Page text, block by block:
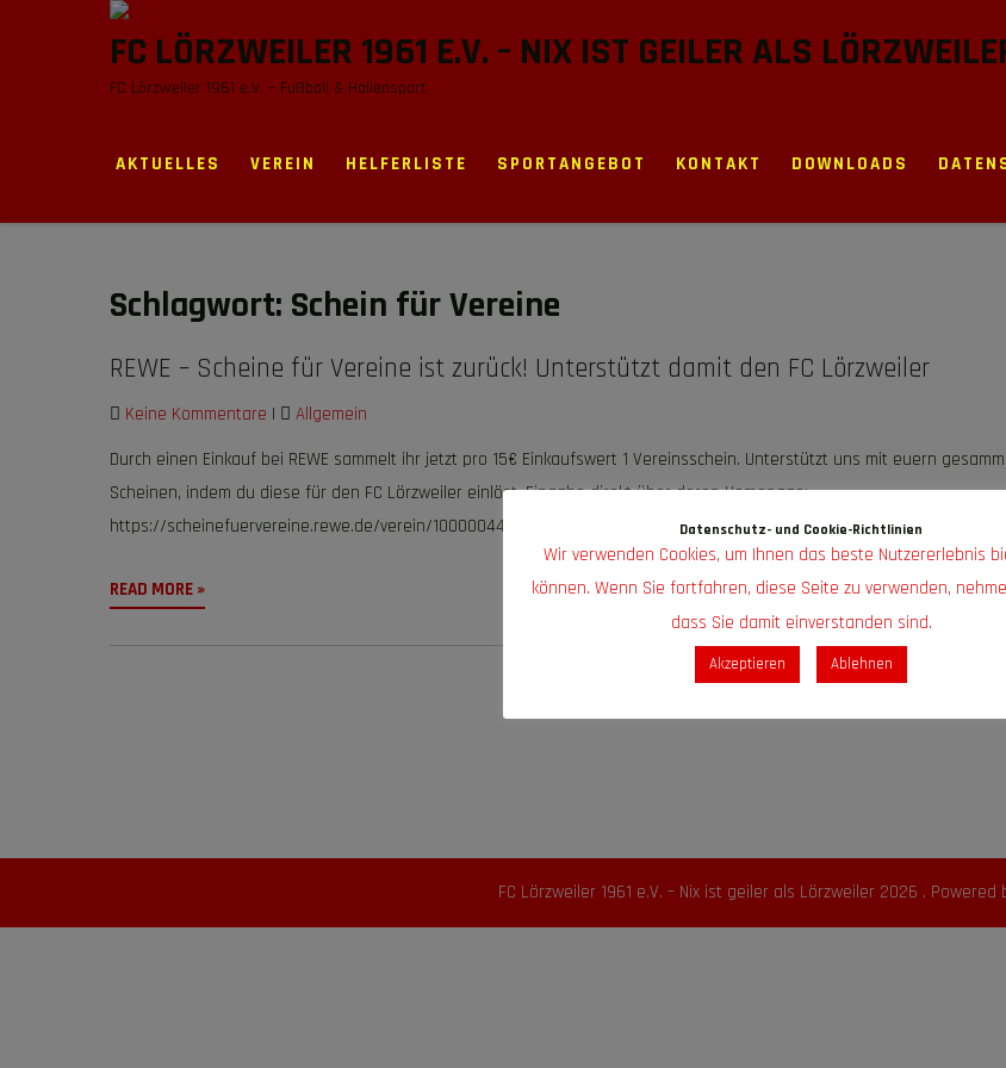
FC LÖRZWEILER 1961 E.V. – NIX IST GEILER ALS
FC Lörzweiler 1961 e.V. – Fußball & Hallensport
AKTUELLES VEREIN HELFERLISTE SPORTANGEBOT KONTAKT DOWNLOADS
Schlagwort: Schein für Vereine
REWE – Scheine für Vereine ist zurück! Unterstützt damit den FC Lörzweiler
Keine Kommentare |
Allgemein
Durch einen Einkauf bei REWE sammelt ihr jetzt pro 15€ Einkaufswert 1 Vereinsschein. Unterstützt uns mit euern
Scheinen, indem du diese für den FC Lörzweiler einlöst. Eingabe direkt über deren Homepage:
https://scheinefuervereine.rewe.de/verein/10000044713 oder über die REWE-App kann der QR-Code direkt eingelesen
READ MORE »
FC Lörzweiler 1961 e.V. – Nix ist geiler als Lörzweiler 2026 . Powered
Datenschutz- und Cookie-Richtlinien
Wir verwenden Cookies, um Ihnen das beste Nutzererlebnis
können. Wenn Sie fortfahren, diese Seite zu verwenden,
dass Sie damit einverstanden sind.
Akzeptieren Ablehnen